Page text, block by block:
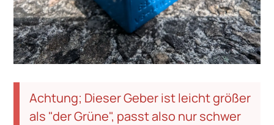
Achtung; Dieser Geber ist leicht größer
als "der Grüne", passt also nur schwer